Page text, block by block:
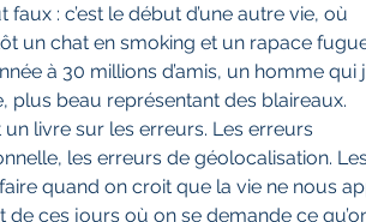
faux : c’est le début d’une autre vie, où
un chat en smoking et un rapace
à 30 millions d’amis, un homme qui
plus beau représentant des blaireaux.
livre sur les erreurs. Les erreurs
les erreurs de géolocalisation. Les
quand on croit que la vie ne nous
de ces jours où on se demande ce